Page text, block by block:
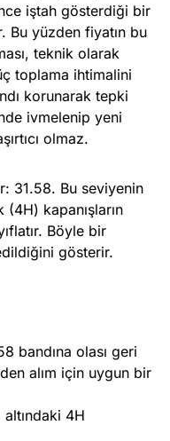
iştah gösterdiği bir
Bu yüzden fiyatın bu
teknik olarak
toplama ihtimalini
korunarak tepki
ivmelenip yeni
olmaz.
31.58. Bu seviyenin
kapanışların
Böyle bir
gösterir.
bandına olası geri
alım için uygun bir
4H